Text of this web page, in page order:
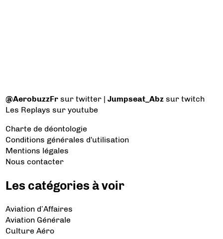
@AerobuzzFr sur twitter |Jumpseat_Abz sur twitch
Les Replays sur youtube
Charte de déontologie
Conditions générales d'utilisation
Mentions légales
Nous contacter
Les catégories à voir
Aviation d’Affaires
Aviation Générale
Culture Aéro